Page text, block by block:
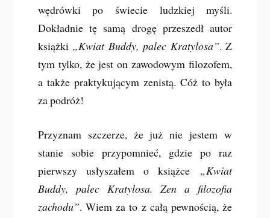
wędrówki po świecie ludzkiej myśli.
Dokładnie tę samą drogę przeszedł autor
książki „Kwiat Buddy, palec Kratylosa”. Z
tym tylko, że jest on zawodowym filozofem,
a także praktykującym zenistą. Cóż to była
za podróż!
Przyznam szczerze, że już nie jestem w
stanie sobie przypomnieć, gdzie po raz
pierwszy usłyszałem o książce „Kwiat
Buddy, palec Kratylosa. Zen a filozofia
zachodu”. Wiem za to z całą pewnością, że